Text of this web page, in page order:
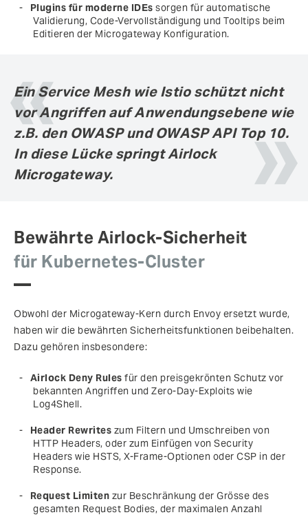
Plugins für moderne IDEs sorgen für automatische
Validierung, Code-Vervollständigung und Tooltips beim
Editieren der Microgateway Konfiguration.
Ein Service Mesh wie Istio schützt nicht
vor Angriffen auf Anwendungsebene wie
z.B. den OWASP und OWASP API Top 10.
In diese Lücke springt Airlock
Microgateway.
Bewährte Airlock-Sicherheit
für Kubernetes-Cluster
Obwohl der Microgateway-Kern durch Envoy ersetzt wurde,
haben wir die bewährten Sicherheitsfunktionen beibehalten.
Dazu gehören insbesondere:
Airlock Deny Rules für den preisgekrönten Schutz vor
bekannten Angriffen und Zero-Day-Exploits wie
Log4Shell.
Header Rewrites zum Filtern und Umschreiben von
HTTP Headers, oder zum Einfügen von Security
Headers wie HSTS, X-Frame-Optionen oder CSP in der
Response.
Request Limiten zur Beschränkung der Grösse des
gesamten Request Bodies, der maximalen Anzahl